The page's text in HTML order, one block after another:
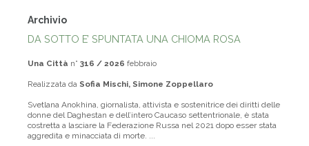
Archivio
DA SOTTO E’ SPUNTATA UNA CHIOMA ROSA
Una Città n° 316 / 2026 febbraio
Realizzata da Sofia Mischi, Simone Zoppellaro
Svetlana Anokhina, giornalista, attivista e sostenitrice dei diritti delle
donne del Daghestan e dell’intero Caucaso settentrionale, è stata
costretta a lasciare la Federazione Russa nel 2021 dopo esser stata
aggredita e minacciata di morte. ...